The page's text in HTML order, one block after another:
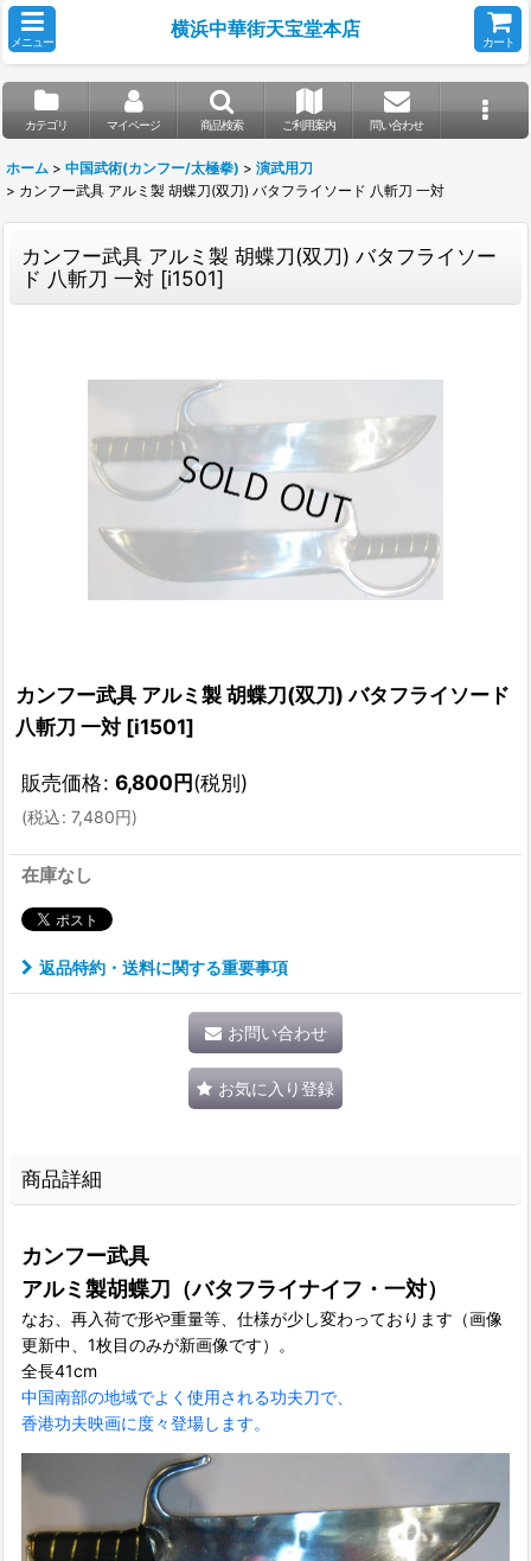
メニュー
横浜中華街天宝堂本店
カート
カテゴリ マイページ 商品検索 ご利用案内 問い合わせ
ホーム > 中国武術(カンフー/太極拳) > 演武用刀
> カンフー武具 アルミ製 胡蝶刀(双刀) バタフライソード 八斬刀 一対
カンフー武具 アルミ製 胡蝶刀(双刀) バタフライソー
ド 八斬刀 一対 [i1501]
カンフー武具 アルミ製 胡蝶刀(双刀) バタフライソード
八斬刀 一対 [i1501]
販売価格: 6,800円(税別)
(税込: 7,480円)
在庫なし
返品特約・送料に関する重要事項
お問い合わせ
お気に入り登録
商品詳細
カンフー武具
アルミ製胡蝶刀（バタフライナイフ・一対）
なお、再入荷で形や重量等、仕様が少し変わっております（画像
更新中、1枚目のみが新画像です）。
全長41cm
中国南部の地域でよく使用される功夫刀で、
香港功夫映画に度々登場します。